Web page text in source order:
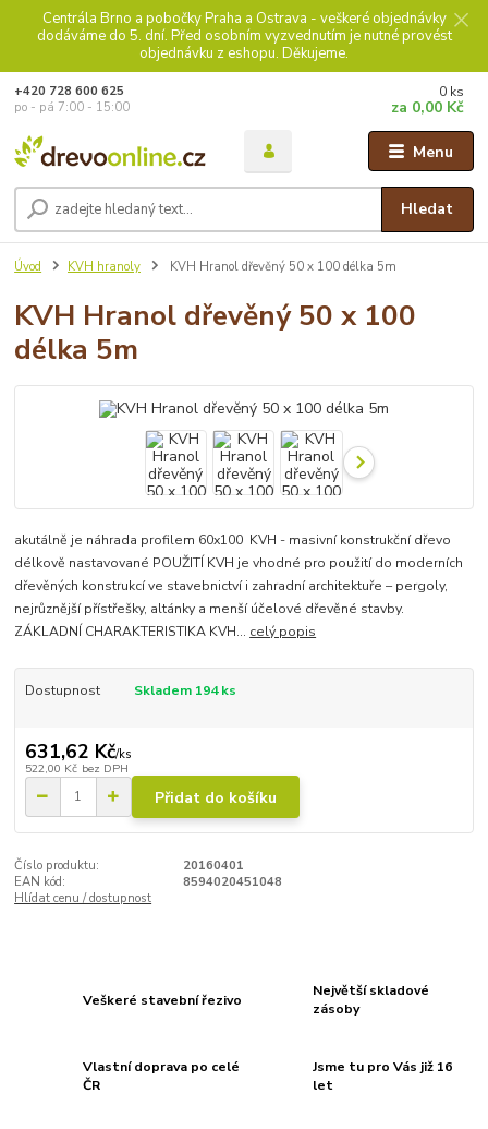
Centrála Brno a pobočky Praha a Ostrava - veškeré objednávky
dodáváme do 5. dní. Před osobním vyzvednutím je nutné provést
objednávku z eshopu. Děkujeme.
Menu
Hledat
+420 728 600 625
po - pá 7:00 - 15:00
0 ks
za 0,00 Kč
Úvod KVH hranoly KVH Hranol dřevěný 50 x 100 délka 5m
KVH Hranol dřevěný 50 x 100
délka 5m
akutálně je náhrada profilem 60x100 KVH - masivní konstrukční dřevo
délkově nastavované POUŽITÍ KVH je vhodné pro použití do moderních
dřevěných konstrukcí ve stavebnictví i zahradní architektuře – pergoly,
nejrůznější přístřešky, altánky a menší účelové dřevěné stavby.
ZÁKLADNÍ CHARAKTERISTIKA KVH... celý popis
Dostupnost Skladem 194 ks
631,62 Kč/ks
522,00 Kč bez DPH
Přidat do košíku
Číslo produktu:
20160401
EAN kód:
8594020451048
Hlídat cenu / dostupnost
Veškeré stavební řezivo
Největší skladové
zásoby
Vlastní doprava po celé
ČR
Jsme tu pro Vás již 16
let